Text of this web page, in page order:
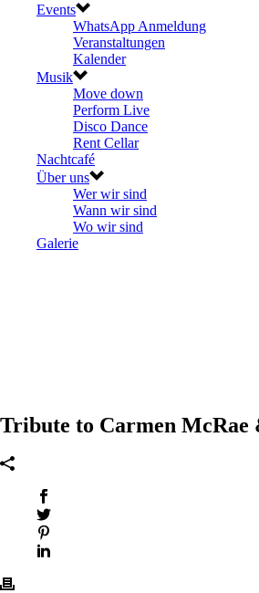
Events
WhatsApp Anmeldung
Veranstaltungen
Kalender
Musik
Move down
Perform Live
Disco Dance
Rent Cellar
Nachtcafé
Über uns
Wer wir sind
Wann wir sind
Wo wir sind
Galerie
Tribute to Carmen McRae